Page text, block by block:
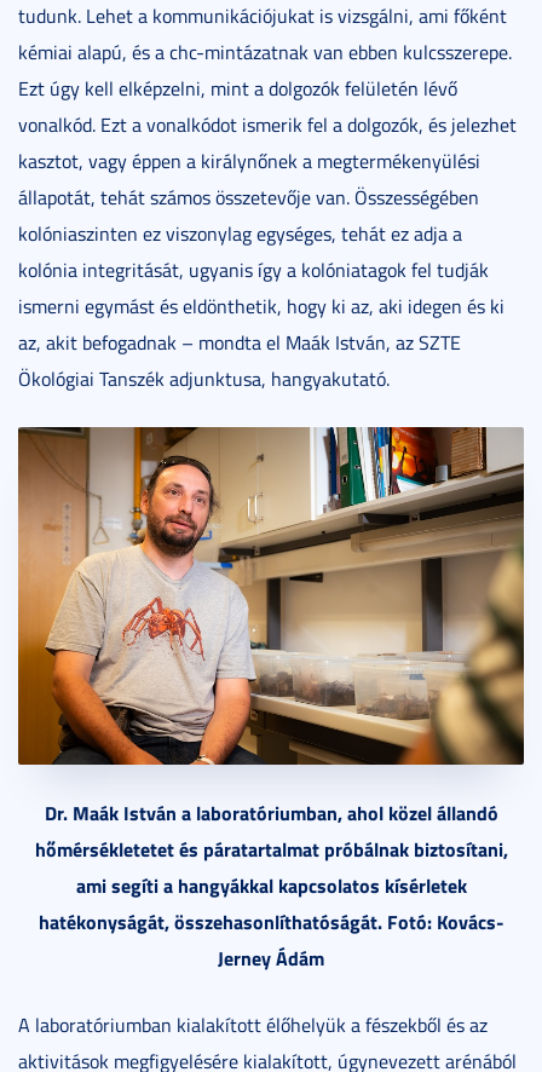
tudunk. Lehet a kommunikációjukat is vizsgálni, ami főként
kémiai alapú, és a chc-mintázatnak van ebben kulcsszerepe.
Ezt úgy kell elképzelni, mint a dolgozók felületén lévő
vonalkód. Ezt a vonalkódot ismerik fel a dolgozók, és jelezhet
kasztot, vagy éppen a királynőnek a megtermékenyülési
állapotát, tehát számos összetevője van. Összességében
kolóniaszinten ez viszonylag egységes, tehát ez adja a
kolónia integritását, ugyanis így a kolóniatagok fel tudják
ismerni egymást és eldönthetik, hogy ki az, aki idegen és ki
az, akit befogadnak – mondta el Maák István, az SZTE
Ökológiai Tanszék adjunktusa, hangyakutató.
Dr. Maák István a laboratóriumban, ahol közel állandó
hőmérsékletetet és páratartalmat próbálnak biztosítani,
ami segíti a hangyákkal kapcsolatos kísérletek
hatékonyságát, összehasonlíthatóságát. Fotó: Kovács-
Jerney Ádám
A laboratóriumban kialakított élőhelyük a fészekből és az
aktivitások megfigyelésére kialakított, úgynevezett arénából